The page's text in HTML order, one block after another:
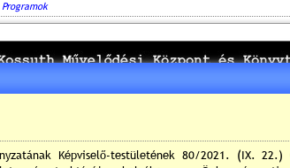
Programok